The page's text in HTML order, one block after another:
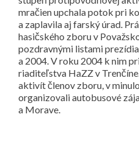
mračien upchala potok pri
a zaplavila aj farský úrad.
hasičského zboru v
pozdravnými listami
a 2004. V roku 2004 k nim
riaditeľstva HaZZ v
aktivít členov zboru, v
organizovali autobusové
a Morave.